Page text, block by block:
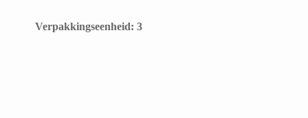
​Verpakkingseenheid: 3